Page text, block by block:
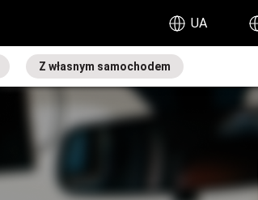
UA
Z własnym samochodem